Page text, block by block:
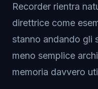
Recorder rientra
direttrice come
stanno andando gli
meno semplice
memoria davvero